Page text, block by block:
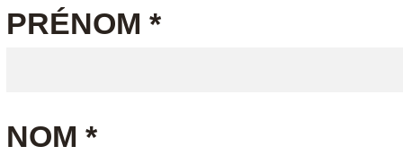
PRÉNOM *
NOM *